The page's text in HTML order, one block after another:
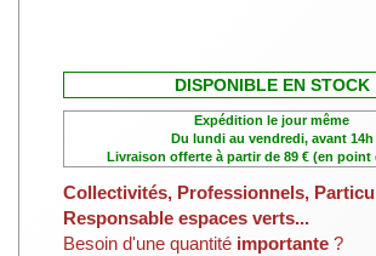
DISPONIBLE EN STOCK
Expédition le jour même
Du lundi au vendredi, avant 14h
Livraison offerte à partir de 89 € (en point
Collectivités, Professionnels,
Responsable espaces verts...
Besoin d'une quantité importante ?